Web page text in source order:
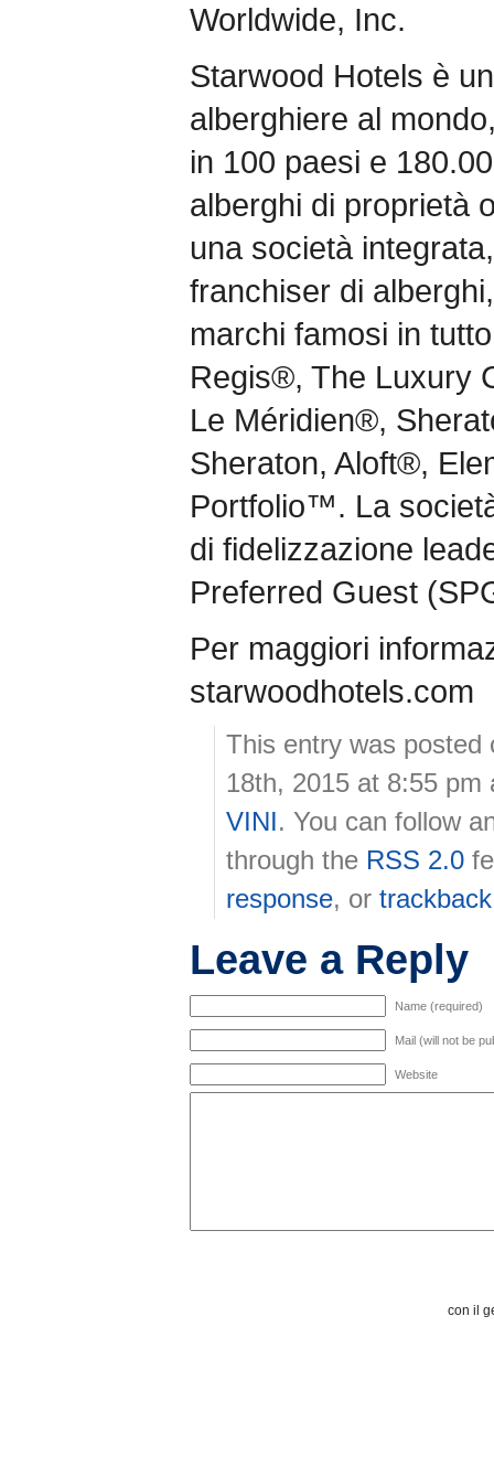
Worldwide, Inc.
Starwood Hotels è
alberghiere al
in 100 paesi e
alberghi di proprietà
una società
franchiser di
marchi famosi in
Regis®, The Luxury
Le Méridien®,
Sheraton, Aloft®,
Portfolio™. La
di fidelizzazione
Preferred Guest
Per maggiori
starwoodhotels.com
This entry was posted
18th, 2015 at 8:55
VINI . You can follow
through the RSS 2.0
response, ortrackback
Leave a Reply
Name (required)
Mail (will not be
Website
con il